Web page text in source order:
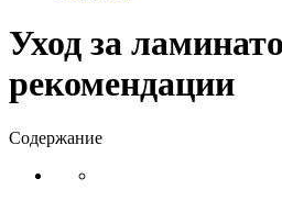
Уход за
рекомендации
Содержание